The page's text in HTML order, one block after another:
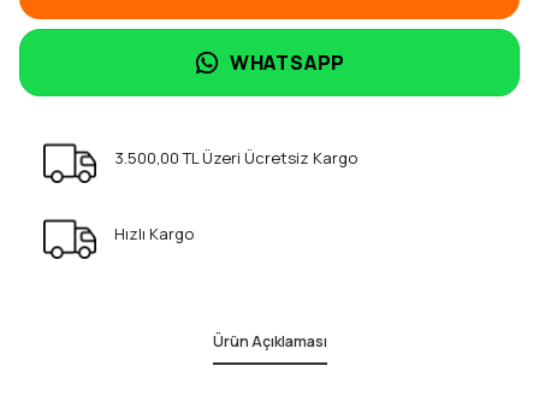
WHATSAPP
3.500,00 TL Üzeri Ücretsiz Kargo
Hızlı Kargo
Ürün Açıklaması